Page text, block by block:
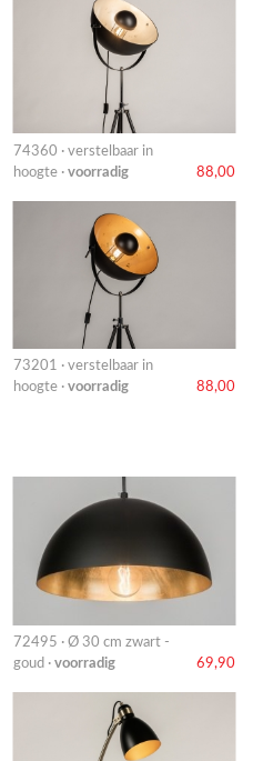
74360 · verstelbaar in
hoogte · voorradig 88,00
73201 · verstelbaar in
hoogte · voorradig 88,00
72495 · Ø 30 cm zwart -
goud · voorradig 69,90